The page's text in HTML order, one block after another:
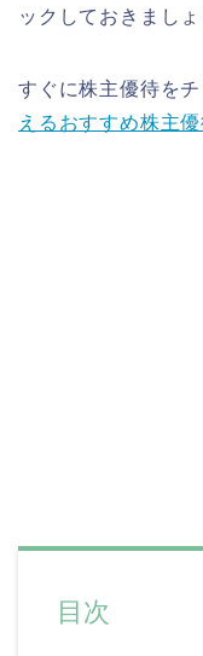
ックしておきましょ
すぐに株主優待を
えるおすすめ株主
目次